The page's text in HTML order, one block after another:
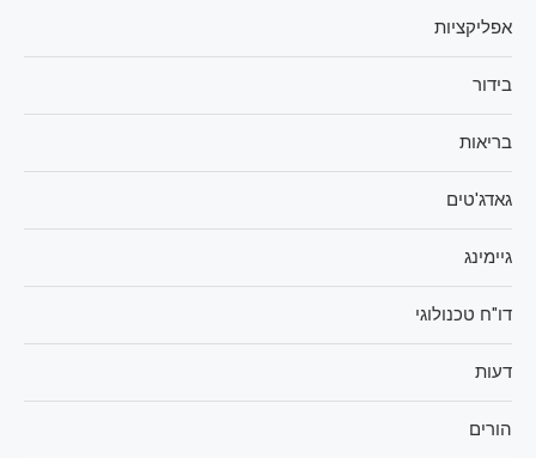
אפליקציות
בידור
בריאות
גאדג'טים
גיימינג
דו"ח טכנולוגי
דעות
הורים